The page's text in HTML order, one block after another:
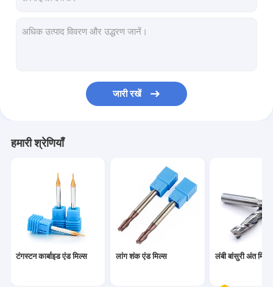
सीएनसी उपकरण धारक
जारी रखें
हमारी श्रेणियाँ
टंगस्टन कार्बाइड एंड मिल्स लांग शंक एंड मिल्स लंबी बांसुरी अंत मिल्स